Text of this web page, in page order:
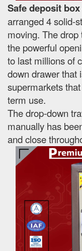
Safe deposit
arranged 4 solid-
moving. The
the powerful
to last millions of
down drawer that
supermarkets
term use.
The drop-down
manually has
and close